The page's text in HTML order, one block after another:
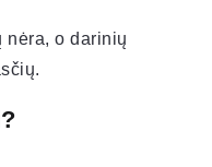
nėra, o darinių